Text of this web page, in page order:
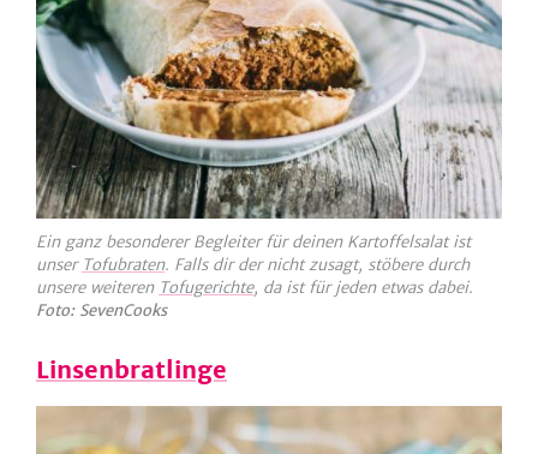
Ein ganz besonderer Begleiter für deinen Kartoffelsalat ist
unser Tofubraten. Falls dir der nicht zusagt, stöbere durch
unsere weiteren Tofugerichte, da ist für jeden etwas dabei.
Foto: SevenCooks
Linsenbratlinge